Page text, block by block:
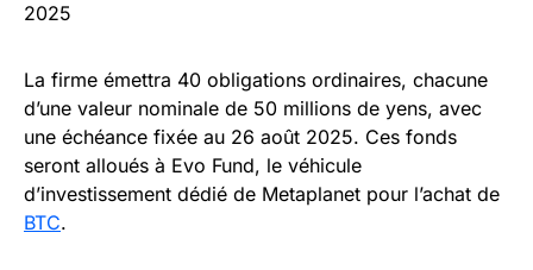
2025
La firme émettra 40 obligations ordinaires, chacune
d’une valeur nominale de 50 millions de yens, avec
une échéance fixée au 26 août 2025. Ces fonds
seront alloués à Evo Fund, le véhicule
d’investissement dédié de Metaplanet pour l’achat de
BTC.